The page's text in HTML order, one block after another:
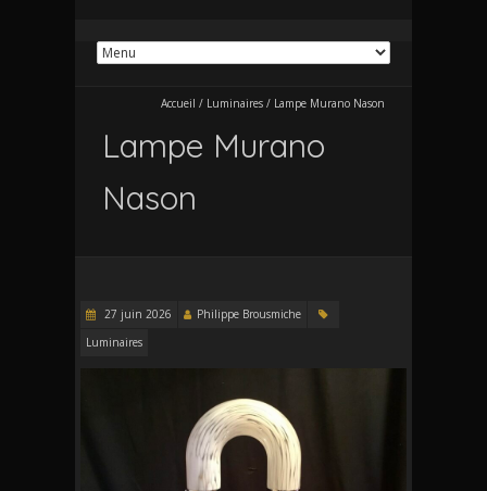
Accueil / Luminaires / Lampe Murano Nason
Lampe Murano
Nason
27 juin 2026
Philippe Brousmiche
Luminaires